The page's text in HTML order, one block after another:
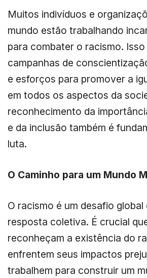
Muitos indivíduos e
mundo estão trabalhando
para combater o racismo. Isso
campanhas de
e esforços para promover a
em todos os aspectos da
reconhecimento da
e da inclusão também é
luta.
O Caminho para um Mundo
O racismo é um desafio global
resposta coletiva. É crucial
reconheçam a existência do
enfrentem seus impactos
trabalhem para construir um